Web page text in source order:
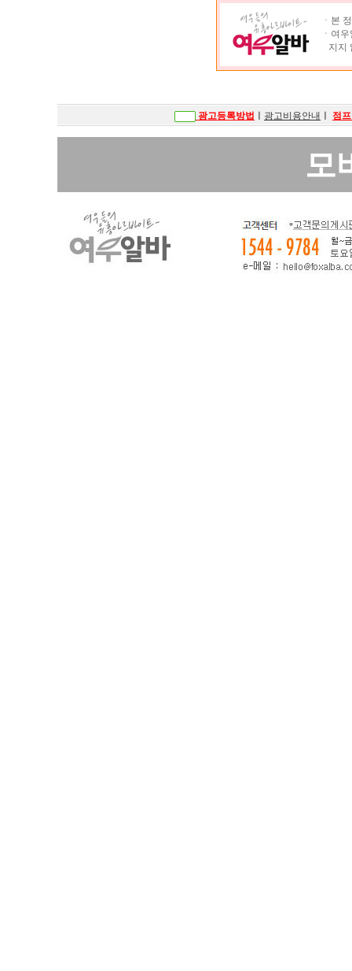
ㆍ본
ㆍ여
지지
광고등록방법 광고비용안내 점
모